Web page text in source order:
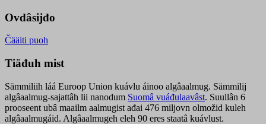
Ovdâsijđo
Čääiti puoh
Tiäđuh mist
Sämmiliih láá Euroop Union kuávlu áinoo algâaalmug. Sämmilij
algâaalmug-sajattâh lii nanodum Suomâ vuáđulaavâst. Suullân 6
prooseent ubâ maailm aalmugist ađai 476 miljovn olmožid kuleh
algâaalmugáid. Algâaalmugeh eleh 90 eres staatâ kuávlust.